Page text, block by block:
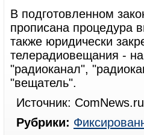
В подготовленном
прописана процедура
также юридически
телерадиовещания -
"радиоканал",
"вещатель".
Источник:
Рубрики: